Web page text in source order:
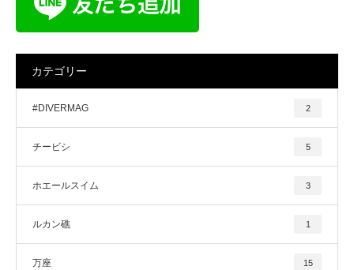
カテゴリー
#DIVERMAG 2
チービシ 5
ホエールスイム 3
ルカン礁 1
万座 15